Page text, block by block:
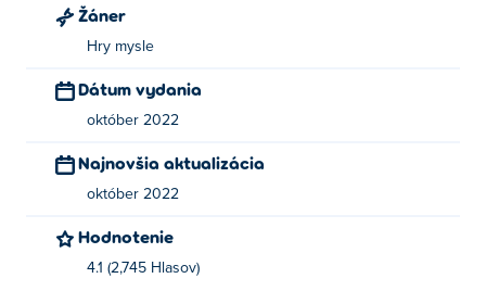
Žáner
Hry mysle
Dátum vydania
október 2022
Najnovšia aktualizácia
október 2022
Hodnotenie
4.1 (2,745 Hlasov)